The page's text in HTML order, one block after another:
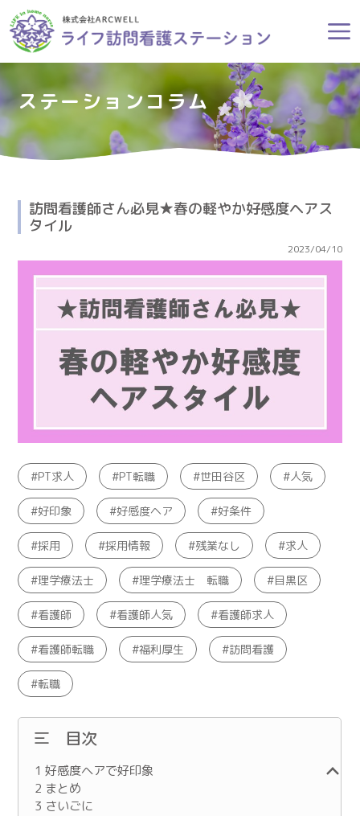
ステーションコラム
訪問看護師さん必見★春の軽やか好感度ヘアス
タイル
2023/04/10
PT求人 PT転職 世田谷区 人気
好印象 好感度ヘア 好条件
採用 採用情報 残業なし 求人
理学療法士 理学療法士 転職 目黒区
看護師 看護師人気 看護師求人
看護師転職 福利厚生 訪問看護
転職
目次
1 好感度ヘアで好印象
2 まとめ
3 さいごに